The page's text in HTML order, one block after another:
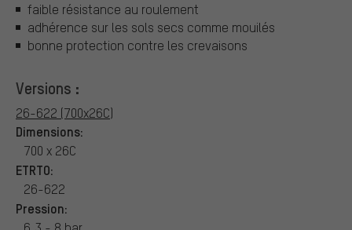
faible résistance au roulement
adhérence sur les sols secs comme mouilés
bonne protection contre les crevaisons
Versions :
26-622 (700x26C)
Dimensions:
700 x 26C
ETRTO:
26-622
Pression: